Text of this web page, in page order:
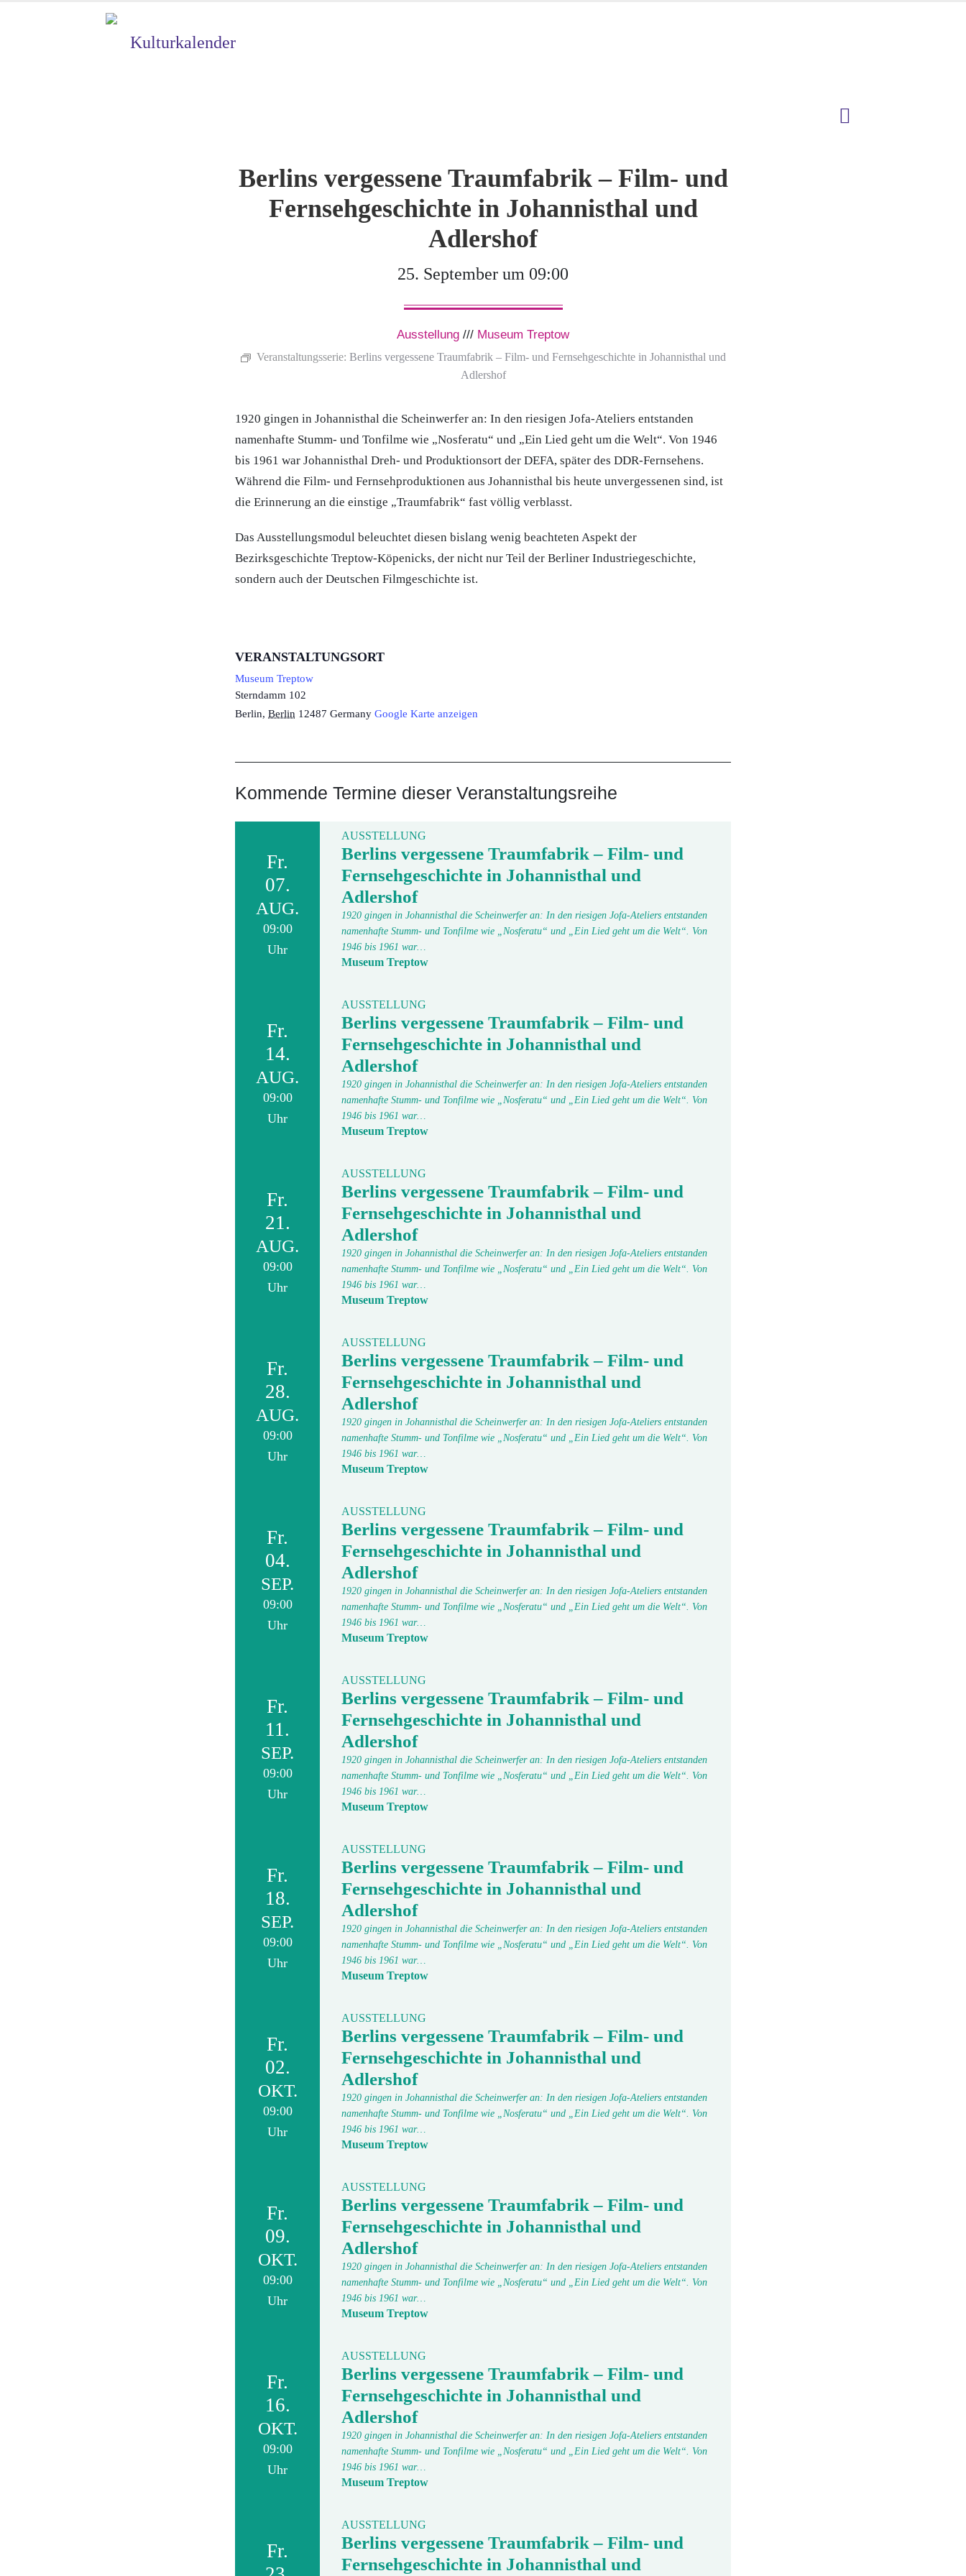
Kulturkalender
Berlins vergessene Traumfabrik – Film- und
Fernsehgeschichte in Johannisthal und
Adlershof
25. September um 09:00
Ausstellung /// Museum Treptow
Veranstaltungsserie: Berlins vergessene Traumfabrik – Film- und Fernsehgeschichte in Johannisthal und
Adlershof
1920 gingen in Johannisthal die Scheinwerfer an: In den riesigen Jofa-Ateliers entstanden
namenhafte Stumm- und Tonfilme wie „Nosferatu“ und „Ein Lied geht um die Welt“. Von 1946
bis 1961 war Johannisthal Dreh- und Produktionsort der DEFA, später des DDR-Fernsehens.
Während die Film- und Fernsehproduktionen aus Johannisthal bis heute unvergessenen sind, ist
die Erinnerung an die einstige „Traumfabrik“ fast völlig verblasst.
Das Ausstellungsmodul beleuchtet diesen bislang wenig beachteten Aspekt der
Bezirksgeschichte Treptow-Köpenicks, der nicht nur Teil der Berliner Industriegeschichte,
sondern auch der Deutschen Filmgeschichte ist.
VERANSTALTUNGSORT
Museum Treptow
Sterndamm 102
Berlin, Berlin 12487 Germany Google Karte anzeigen
Kommende Termine dieser Veranstaltungsreihe
Fr.
07.
AUG.
09:00
Uhr
AUSSTELLUNG
Berlins vergessene Traumfabrik – Film- und
Fernsehgeschichte in Johannisthal und
Adlershof
1920 gingen in Johannisthal die Scheinwerfer an: In den riesigen Jofa-Ateliers entstanden
namenhafte Stumm- und Tonfilme wie „Nosferatu“ und „Ein Lied geht um die Welt“. Von
1946 bis 1961 war…
Museum Treptow
Fr.
14.
AUG.
09:00
Uhr
AUSSTELLUNG
Berlins vergessene Traumfabrik – Film- und
Fernsehgeschichte in Johannisthal und
Adlershof
1920 gingen in Johannisthal die Scheinwerfer an: In den riesigen Jofa-Ateliers entstanden
namenhafte Stumm- und Tonfilme wie „Nosferatu“ und „Ein Lied geht um die Welt“. Von
1946 bis 1961 war…
Museum Treptow
Fr.
21.
AUG.
09:00
Uhr
AUSSTELLUNG
Berlins vergessene Traumfabrik – Film- und
Fernsehgeschichte in Johannisthal und
Adlershof
1920 gingen in Johannisthal die Scheinwerfer an: In den riesigen Jofa-Ateliers entstanden
namenhafte Stumm- und Tonfilme wie „Nosferatu“ und „Ein Lied geht um die Welt“. Von
1946 bis 1961 war…
Museum Treptow
Fr.
28.
AUG.
09:00
Uhr
AUSSTELLUNG
Berlins vergessene Traumfabrik – Film- und
Fernsehgeschichte in Johannisthal und
Adlershof
1920 gingen in Johannisthal die Scheinwerfer an: In den riesigen Jofa-Ateliers entstanden
namenhafte Stumm- und Tonfilme wie „Nosferatu“ und „Ein Lied geht um die Welt“. Von
1946 bis 1961 war…
Museum Treptow
Fr.
04.
SEP.
09:00
Uhr
AUSSTELLUNG
Berlins vergessene Traumfabrik – Film- und
Fernsehgeschichte in Johannisthal und
Adlershof
1920 gingen in Johannisthal die Scheinwerfer an: In den riesigen Jofa-Ateliers entstanden
namenhafte Stumm- und Tonfilme wie „Nosferatu“ und „Ein Lied geht um die Welt“. Von
1946 bis 1961 war…
Museum Treptow
Fr.
11.
SEP.
09:00
Uhr
AUSSTELLUNG
Berlins vergessene Traumfabrik – Film- und
Fernsehgeschichte in Johannisthal und
Adlershof
1920 gingen in Johannisthal die Scheinwerfer an: In den riesigen Jofa-Ateliers entstanden
namenhafte Stumm- und Tonfilme wie „Nosferatu“ und „Ein Lied geht um die Welt“. Von
1946 bis 1961 war…
Museum Treptow
Fr.
18.
SEP.
09:00
Uhr
AUSSTELLUNG
Berlins vergessene Traumfabrik – Film- und
Fernsehgeschichte in Johannisthal und
Adlershof
1920 gingen in Johannisthal die Scheinwerfer an: In den riesigen Jofa-Ateliers entstanden
namenhafte Stumm- und Tonfilme wie „Nosferatu“ und „Ein Lied geht um die Welt“. Von
1946 bis 1961 war…
Museum Treptow
Fr.
02.
OKT.
09:00
Uhr
AUSSTELLUNG
Berlins vergessene Traumfabrik – Film- und
Fernsehgeschichte in Johannisthal und
Adlershof
1920 gingen in Johannisthal die Scheinwerfer an: In den riesigen Jofa-Ateliers entstanden
namenhafte Stumm- und Tonfilme wie „Nosferatu“ und „Ein Lied geht um die Welt“. Von
1946 bis 1961 war…
Museum Treptow
Fr.
09.
OKT.
09:00
Uhr
AUSSTELLUNG
Berlins vergessene Traumfabrik – Film- und
Fernsehgeschichte in Johannisthal und
Adlershof
1920 gingen in Johannisthal die Scheinwerfer an: In den riesigen Jofa-Ateliers entstanden
namenhafte Stumm- und Tonfilme wie „Nosferatu“ und „Ein Lied geht um die Welt“. Von
1946 bis 1961 war…
Museum Treptow
Fr.
16.
OKT.
09:00
Uhr
AUSSTELLUNG
Berlins vergessene Traumfabrik – Film- und
Fernsehgeschichte in Johannisthal und
Adlershof
1920 gingen in Johannisthal die Scheinwerfer an: In den riesigen Jofa-Ateliers entstanden
namenhafte Stumm- und Tonfilme wie „Nosferatu“ und „Ein Lied geht um die Welt“. Von
1946 bis 1961 war…
Museum Treptow
Fr.
AUSSTELLUNG
Berlins vergessene Traumfabrik – Film- und
Fernsehgeschichte in Johannisthal und